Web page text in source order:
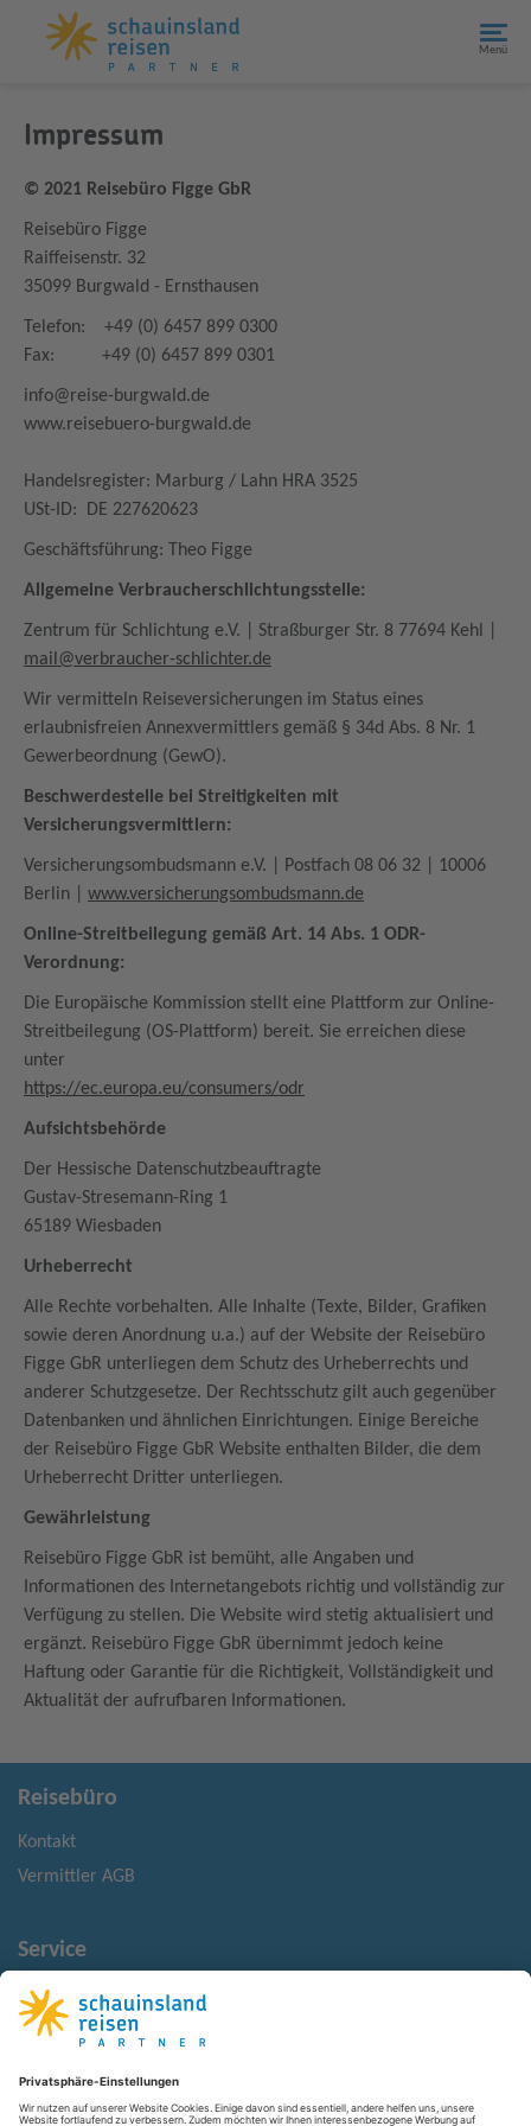
Menü
Impressum
© 2021 Reisebüro Figge GbR
Reisebüro Figge
Raiffeisenstr. 32
35099 Burgwald - Ernsthausen
Telefon: +49 (0) 6457 899 0300
Fax: +49 (0) 6457 899 0301
info@reise-burgwald.de
www.reisebuero-burgwald.de
Handelsregister: Marburg / Lahn HRA 3525
USt-ID: DE 227620623
Geschäftsführung: Theo Figge
Allgemeine Verbraucherschlichtungsstelle:
Zentrum für Schlichtung e.V. | Straßburger Str. 8 77694 Kehl |
mail@verbraucher-schlichter.de
Wir vermitteln Reiseversicherungen im Status eines
erlaubnisfreien Annexvermittlers gemäß § 34d Abs. 8 Nr. 1
Gewerbeordnung (GewO).
Beschwerdestelle bei Streitigkeiten mit
Versicherungsvermittlern:
Versicherungsombudsmann e.V. | Postfach 08 06 32 | 10006
Berlin | www.versicherungsombudsmann.de
Online-Streitbeilegung gemäß Art. 14 Abs. 1 ODR-
Verordnung:
Die Europäische Kommission stellt eine Plattform zur Online-
Streitbeilegung (OS-Plattform) bereit. Sie erreichen diese
unter
https://ec.europa.eu/consumers/odr
Aufsichtsbehörde
Der Hessische Datenschutzbeauftragte
Gustav-Stresemann-Ring 1
65189 Wiesbaden
Urheberrecht
Alle Rechte vorbehalten. Alle Inhalte (Texte, Bilder, Grafiken
sowie deren Anordnung u.a.) auf der Website der Reisebüro
Figge GbR unterliegen dem Schutz des Urheberrechts und
anderer Schutzgesetze. Der Rechtsschutz gilt auch gegenüber
Datenbanken und ähnlichen Einrichtungen. Einige Bereiche
der Reisebüro Figge GbR Website enthalten Bilder, die dem
Urheberrecht Dritter unterliegen.
Gewährleistung
Reisebüro Figge GbR ist bemüht, alle Angaben und
Informationen des Internetangebots richtig und vollständig zur
Verfügung zu stellen. Die Website wird stetig aktualisiert und
ergänzt. Reisebüro Figge GbR übernimmt jedoch keine
Haftung oder Garantie für die Richtigkeit, Vollständigkeit und
Aktualität der aufrufbaren Informationen.
Reisebüro
Kontakt
Vermittler AGB
Service
Reisemonitor
Reisehinweise
Rechtliches